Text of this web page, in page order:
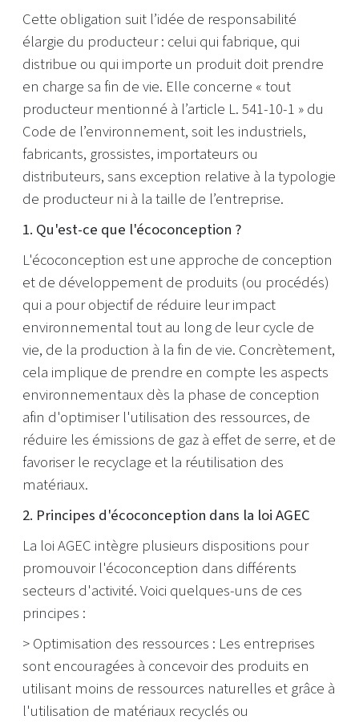
Cette obligation suit l’idée de responsabilité
élargie du producteur : celui qui fabrique, qui
distribue ou qui importe un produit doit prendre
en charge sa fin de vie. Elle concerne « tout
producteur mentionné à l’article L. 541-10-1 » du
Code de l’environnement, soit les industriels,
fabricants, grossistes, importateurs ou
distributeurs, sans exception relative à la typologie
de producteur ni à la taille de l’entreprise.
1. Qu'est-ce que l'écoconception ?
L'écoconception est une approche de conception
et de développement de produits (ou procédés)
qui a pour objectif de réduire leur impact
environnemental tout au long de leur cycle de
vie, de la production à la fin de vie. Concrètement,
cela implique de prendre en compte les aspects
environnementaux dès la phase de conception
afin d'optimiser l'utilisation des ressources, de
réduire les émissions de gaz à effet de serre, et de
favoriser le recyclage et la réutilisation des
matériaux.
2. Principes d'écoconception dans la loi AGEC
La loi AGEC intègre plusieurs dispositions pour
promouvoir l'écoconception dans différents
secteurs d'activité. Voici quelques-uns de ces
principes :
> Optimisation des ressources : Les entreprises
sont encouragées à concevoir des produits en
utilisant moins de ressources naturelles et grâce à
l'utilisation de matériaux recyclés ou